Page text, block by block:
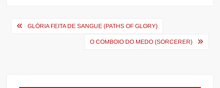
Navegação
GLÓRIA FEITA DE SANGUE (PATHS OF GLORY)
O COMBOIO DO MEDO (SORCERER)